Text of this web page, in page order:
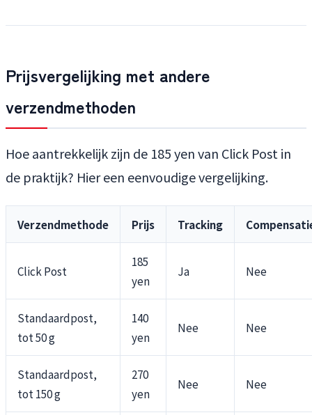
Prijsvergelijking met andere
verzendmethoden
Hoe aantrekkelijk zijn de 185 yen van Click Post in
de praktijk? Hier een eenvoudige vergelijking.
Verzendmethode Prijs Tracking
Click Post
185
yen
Ja Nee
Standaardpost,
tot 50 g
140
yen
Nee Nee
Standaardpost,
tot 150 g
270
yen
Nee Nee